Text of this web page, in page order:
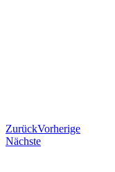
ZurückVorherige
Nächste